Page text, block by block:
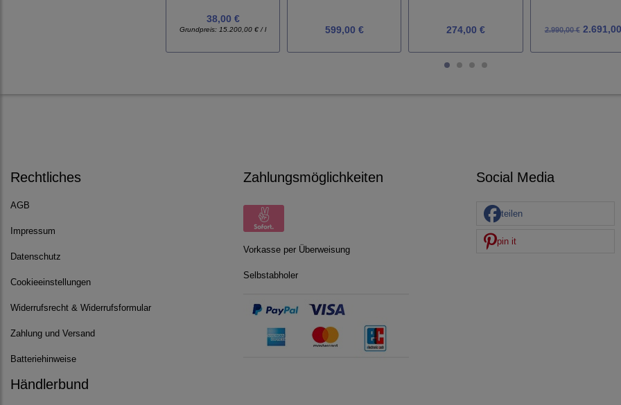
38,00 €
Grundpreis: 15.200,00 € / l 599,00 € 274,00 € 2.990,00 €
Rechtliches
AGB
Impressum
Datenschutz
Cookieeinstellungen
Widerrufsrecht & Widerrufsformular
Zahlung und Versand
Batteriehinweise
Händlerbund
Zahlungsmöglichkeiten
Vorkasse per Überweisung
Selbstabholer
Social Media
teilen
pin it